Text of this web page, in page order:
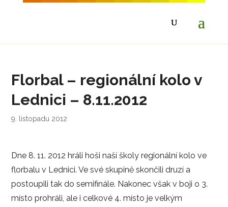
Florbal – regionální kolo v
Lednici – 8.11.2012
9. listopadu 2012
Dne 8. 11. 2012 hráli hoši naší školy regionální kolo ve
florbalu v Lednici. Ve své skupině skončili druzí a
postoupili tak do semifinále. Nakonec však v boji o 3.
místo prohráli, ale i celkové 4. místo je velkým